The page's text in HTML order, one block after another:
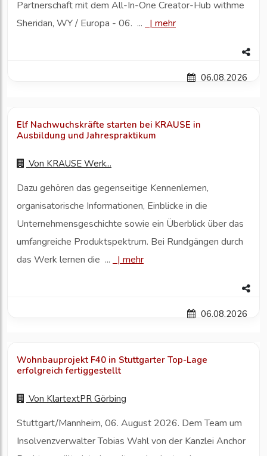
Partnerschaft mit dem All-In-One Creator-Hub withme
Sheridan, WY / Europa - 06. ...
| mehr
06.08.2026
Elf Nachwuchskräfte starten bei KRAUSE in
Ausbildung und Jahrespraktikum
Von KRAUSE Werk...
Dazu gehören das gegenseitige Kennenlernen,
organisatorische Informationen, Einblicke in die
Unternehmensgeschichte sowie ein Überblick über das
umfangreiche Produktspektrum. Bei Rundgängen durch
das Werk lernen die ...
| mehr
06.08.2026
Wohnbauprojekt F40 in Stuttgarter Top-Lage
erfolgreich fertiggestellt
Von KlartextPR Görbing
Stuttgart/Mannheim, 06. August 2026. Dem Team um
Insolvenzverwalter Tobias Wahl von der Kanzlei Anchor